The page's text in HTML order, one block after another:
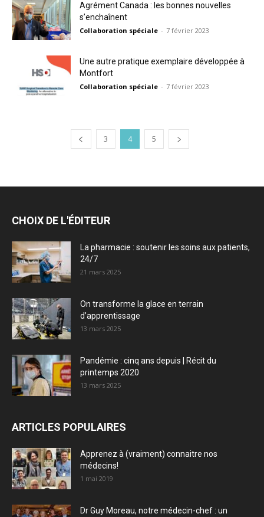
Agrément Canada : les bonnes nouvelles
s’enchaînent
Collaboration spéciale - 7 février 2023
Une autre pratique exemplaire développée à
Montfort
Collaboration spéciale - 7 février 2023
3 4 5
CHOIX DE L'ÉDITEUR
La pharmacie : soutenir les soins aux patients,
24/7
21 mars 2025
On transforme la glace en terrain
d’apprentissage
13 mars 2025
Pandémie : cinq ans depuis | Récit du
printemps 2020
13 mars 2025
ARTICLES POPULAIRES
Apprenez à (vraiment) connaitre nos
médecins!
1 mai 2019
Dr Guy Moreau, notre médecin-chef : un